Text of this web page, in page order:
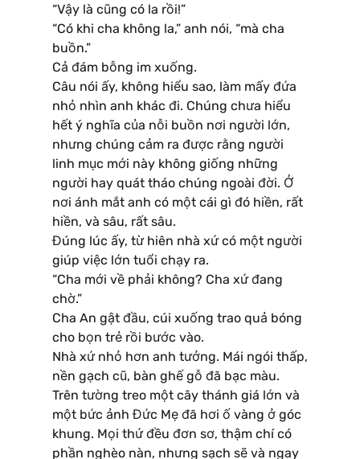
“Vậy là cũng có la rồi!”
“Có khi cha không la,” anh nói, “mà cha
buồn.”
Cả đám bỗng im xuống.
Câu nói ấy, không hiểu sao, làm mấy đứa
nhỏ nhìn anh khác đi. Chúng chưa hiểu
hết ý nghĩa của nỗi buồn nơi người lớn,
nhưng chúng cảm ra được rằng người
linh mục mới này không giống những
người hay quát tháo chúng ngoài đời. Ở
nơi ánh mắt anh có một cái gì đó hiền, rất
hiền, và sâu, rất sâu.
Đúng lúc ấy, từ hiên nhà xứ có một người
giúp việc lớn tuổi chạy ra.
“Cha mới về phải không? Cha xứ đang
chờ.”
Cha An gật đầu, cúi xuống trao quả bóng
cho bọn trẻ rồi bước vào.
Nhà xứ nhỏ hơn anh tưởng. Mái ngói thấp,
nền gạch cũ, bàn ghế gỗ đã bạc màu.
Trên tường treo một cây thánh giá lớn và
một bức ảnh Đức Mẹ đã hơi ố vàng ở góc
khung. Mọi thứ đều đơn sơ, thậm chí có
phần nghèo nàn, nhưng sạch sẽ và ngay